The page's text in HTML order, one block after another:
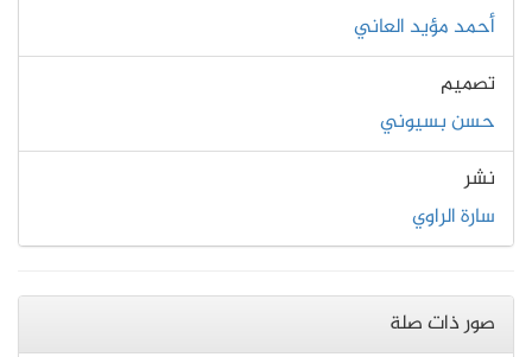
أحمد مؤيد العاني
تصميم
حسن بسيوني
نشر
سارة الراوي
صور ذات صلة